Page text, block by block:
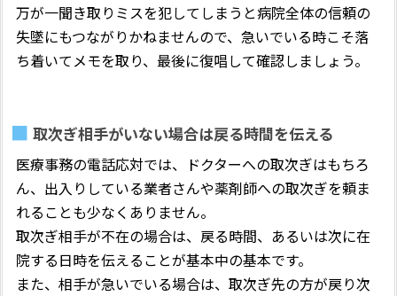
万が一聞き取りミスを犯してしまうと病院全体の信頼の
失墜にもつながりかねませんので、急いでいる時こそ落
ち着いてメモを取り、最後に復唱して確認しましょう。
取次ぎ相手がいない場合は戻る時間を伝える
医療事務の電話応対では、ドクターへの取次ぎはもちろ
ん、出入りしている業者さんや薬剤師への取次ぎを頼ま
れることも少なくありません。
取次ぎ相手が不在の場合は、戻る時間、あるいは次に在
院する日時を伝えることが基本中の基本です。
また、相手が急いでいる場合は、取次ぎ先の方が戻り次